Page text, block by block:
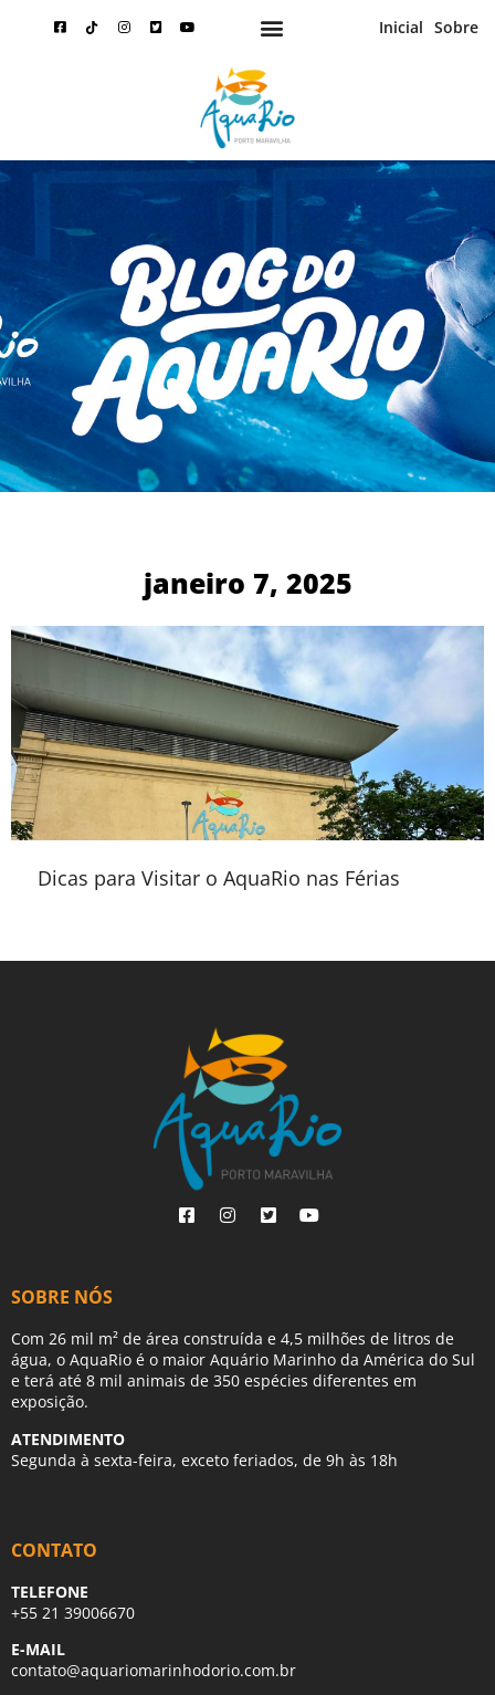
Inicial Sobre
janeiro 7, 2025
Dicas para Visitar o AquaRio nas Férias
SOBRE NÓS
Com 26 mil m² de área construída e 4,5 milhões de litros de
água, o AquaRio é o maior Aquário Marinho da América do Sul
e terá até 8 mil animais de 350 espécies diferentes em
exposição.
ATENDIMENTO
Segunda à sexta-feira, exceto feriados, de 9h às 18h
CONTATO
TELEFONE
+55 21 39006670
E-MAIL
contato@aquariomarinhodorio.com.br